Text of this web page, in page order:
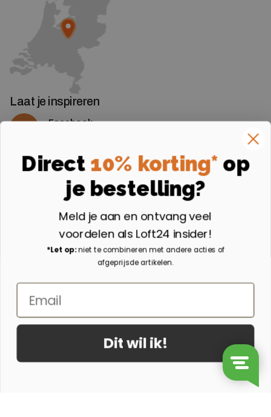
Laat je inspireren
Facebook
Instagram
Volg ons op Instagram
Aangesloten bij
Direct 10% korting* op
je bestelling?
Meld je aan en ontvang veel
voordelen als Loft24 insider!
*Let op:niet te combineren met andere acties of
afgeprijsde artikelen.
Email
Dit wil ik!